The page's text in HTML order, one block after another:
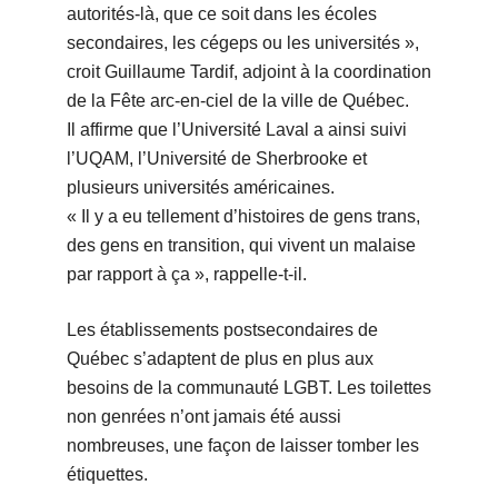
autorités-là, que ce soit dans les écoles
secondaires, les cégeps ou les universités »,
croit Guillaume Tardif, adjoint à la coordination
de la Fête arc-en-ciel de la ville de Québec.
Il affirme que l’Université Laval a ainsi suivi
l’UQAM, l’Université de Sherbrooke et
plusieurs universités américaines.
« Il y a eu tellement d’histoires de gens trans,
des gens en transition, qui vivent un malaise
par rapport à ça », rappelle-t-il.
Les établissements postsecondaires de
Québec s’adaptent de plus en plus aux
besoins de la communauté LGBT. Les toilettes
non genrées n’ont jamais été aussi
nombreuses, une façon de laisser tomber les
étiquettes.